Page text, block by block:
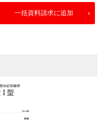
一括資料請求に追加